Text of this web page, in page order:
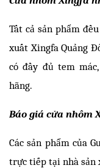
Tất cả sản phẩm
xuất Xingfa Quảng
có đầy đủ tem mác,
hãng.
Báo giá cửa nhôm
Các sản phẩm của
trực tiếp tại nhà sản